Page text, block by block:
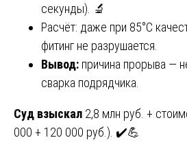
секунды). 🔬
Расчёт: даже при 85°C
фитинг не разрушается.
Вывод: причина прорыва —
сварка подрядчика.
Суд взыскал 2,8 млн руб. +
000 + 120 000 руб.). ✔️💪